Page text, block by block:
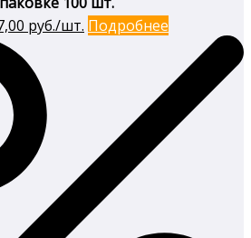
руб./
руб./шт. Текущая
Подробнее